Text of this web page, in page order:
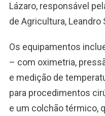
Lázaro, responsável
de Agricultura, Leandro
Os equipamentos
– com oximetria,
e medição de
para procedimentos
e um colchão térmico,